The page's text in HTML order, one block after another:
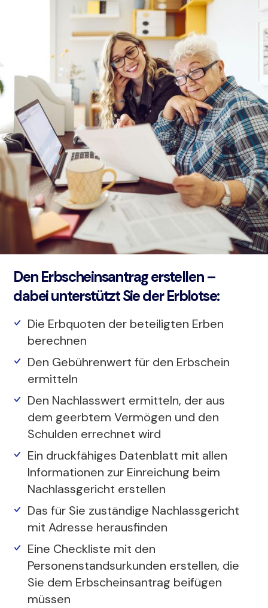
Den Erbscheinsantrag erstellen –
dabei unterstützt Sie der Erblotse:
Die Erbquoten der beteiligten Erben
berechnen
Den Gebührenwert für den Erbschein
ermitteln
Den Nachlasswert ermitteln, der aus
dem geerbtem Vermögen und den
Schulden errechnet wird
Ein druckfähiges Datenblatt mit allen
Informationen zur Einreichung beim
Nachlassgericht erstellen
Das für Sie zuständige Nachlassgericht
mit Adresse herausfinden
Eine Checkliste mit den
Personenstandsurkunden erstellen, die
Sie dem Erbscheinsantrag beifügen
müssen